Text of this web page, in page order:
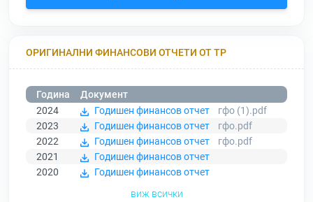
ОРИГИНАЛНИ ФИНАНСОВИ ОТЧЕТИ ОТ ТР
Година
Документ
2024
Годишен финансов отчет
гфо (1).pdf
2023
Годишен финансов отчет
гфо.pdf
2022
Годишен финансов отчет
гфо.pdf
2021
Годишен финансов отчет
2020
Годишен финансов отчет
виж всички